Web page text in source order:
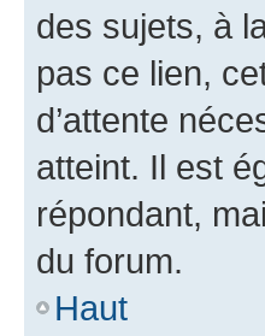
des sujets, à
pas ce lien,
d’attente
atteint. Il est
répondant,
du forum.
Haut